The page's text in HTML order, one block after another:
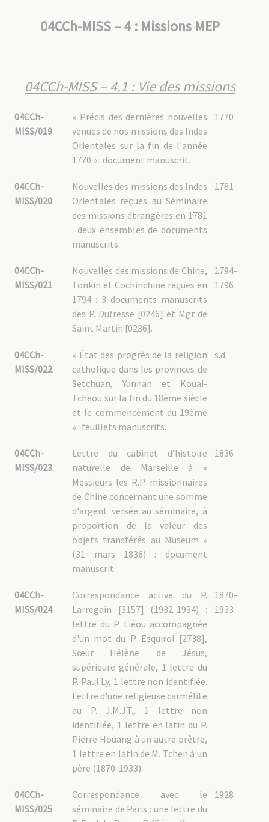
04CCh-MISS – 4 : Missions MEP
04CCh-MISS – 4.1 : Vie des missions
04CCh-
MISS/019
1770
« Précis des dernières nouvelles
venues de nos missions des Indes
Orientales sur la fin de l'année
1770 » : document manuscrit.
04CCh-
MISS/020
1781
Nouvelles des missions des Indes
Orientales reçues au Séminaire
des missions étrangères en 1781
: deux ensembles de documents
manuscrits.
04CCh-
MISS/021
1794-
1796
Nouvelles des missions de Chine,
Tonkin et Cochinchine reçues en
1794 : 3 documents manuscrits
des P. Dufresse [0246] et Mgr de
Saint Martin [0236].
04CCh-
MISS/022
s.d.
« État des progrès de la religion
catholique dans les provinces de
Setchuan, Yunnan et Kouai-
Tcheou sur la fin du 18ème siècle
et le commencement du 19ème
» : feuillets manuscrits.
04CCh-
MISS/023
1836
Lettre du cabinet d’histoire
naturelle de Marseille à «
Messieurs les R.P. missionnaires
de Chine concernant une somme
d'argent versée au séminaire, à
proportion de la valeur des
objets transférés au Museum »
(31 mars 1836) : document
manuscrit.
04CCh-
MISS/024
1870-
1933
Correspondance active du P.
Larregain [3157] (1932-1934) :
lettre du P. Liéou accompagnée
d'un mot du P. Esquirol [2738],
Sœur Hélène de Jésus,
supérieure générale, 1 lettre du
P. Paul Ly, 1 lettre non identifiée.
Lettre d'une religieuse carmélite
au P. J.M.J.T., 1 lettre non
identifiée, 1 lettre en latin du P.
Pierre Houang à un autre prêtre,
1 lettre en latin de M. Tchen à un
père (1870-1933).
04CCh-
MISS/025
1928
Correspondance avec le
séminaire de Paris : une lettre du